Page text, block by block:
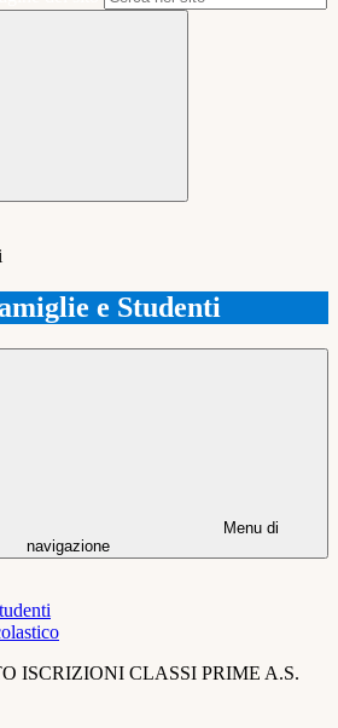
e Studenti
Menu di
navigazione